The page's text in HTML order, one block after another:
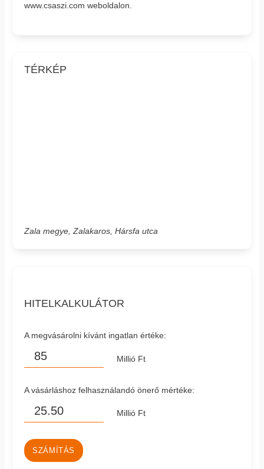
www.csaszi.com weboldalon.
TÉRKÉP
Zala megye, Zalakaros, Hársfa utca
HITELKALKULÁTOR
A megvásárolni kívánt ingatlan értéke:
Millió Ft
A vásárláshoz felhasználandó önerő mértéke:
Millió Ft
SZÁMÍTÁS